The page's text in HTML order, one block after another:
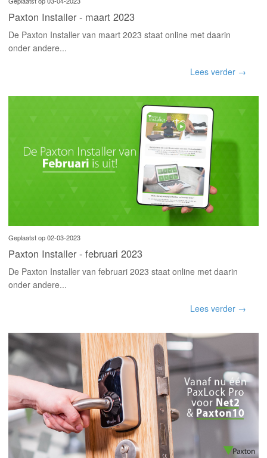
Paxton Installer - maart 2023
De Paxton Installer van maart 2023 staat online met daarin
onder andere...
Lees verder →
Geplaatst op 02-03-2023
Paxton Installer - februari 2023
De Paxton Installer van februari 2023 staat online met daarin
onder andere...
Lees verder →